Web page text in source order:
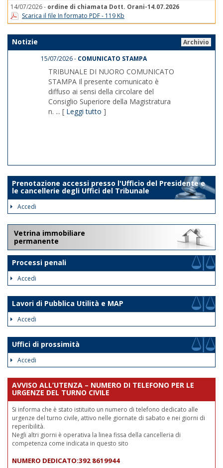
14/07/2026 - ordine di chiamata Dott. Orani-14.07.2026
Scarica il file In formato PDF - 119 Kb
Notizie
Archivio
15/07/2026 - COMUNICATO STAMPA
TRIBUNALE DI NUORO COMUNICATO
STAMPA Il presente comunicato è
diffuso ai sensi della circolare del
Consiglio Superiore della Magistratura
n. ... [ Leggi tutto ]
1/1
Prenotazione accessi presso l'Ufficio del Presidente e
le cancellerie degli Uffici del Tribunale
Accedi
Vetrina immobiliare
permanente
Processi penali
Accedi
Lavori di Pubblica Utilità e MAP
Accedi
Uffici di prossimità
Accedi
AVVISO ALL’UTENZA – NUMERO DI TELEFONO PER LE
URGENZE DEL TURNO CIVILE
Si informa che è stato istituito un numero di telefono dedicato alle
urgenze del turno civile, attivo nelle giornate di sabato e nei giorni di
reperibilità.
Negli altri giorni è operativa la linea fissa della cancelleria di
competenza come indicata in questo sito
NUMERO DEDICATO:392 8619944